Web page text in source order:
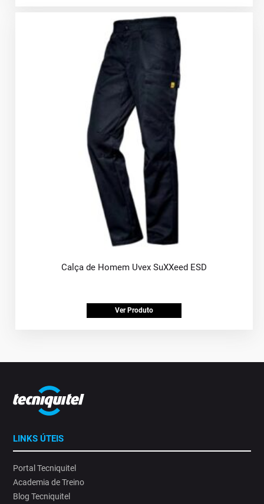
Calça de Homem Uvex SuXXeed ESD
Ver Produto
LINKS ÚTEIS
Portal Tecniquitel
Academia de Treino
Blog Tecniquitel